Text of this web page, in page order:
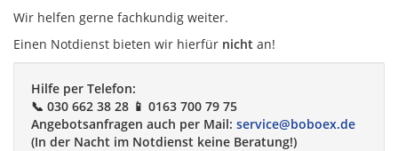
Wir helfen gerne fachkundig weiter.
Einen Notdienst bieten wir hierfür nicht an!
Hilfe per Telefon:
📞 030 662 38 28 📱 0163 700 79 75
Angebotsanfragen auch per Mail: service@boboex.de
(In der Nacht im Notdienst keine Beratung!)